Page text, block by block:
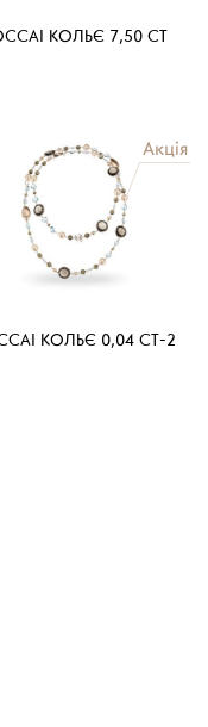
КОЛЬЄ 7,50 CT
КОЛЬЄ 0,04 CT-2